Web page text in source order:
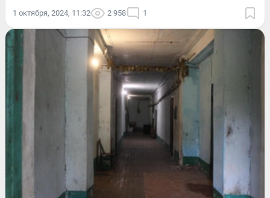
1 октября, 2024, 11:32 2 958 1